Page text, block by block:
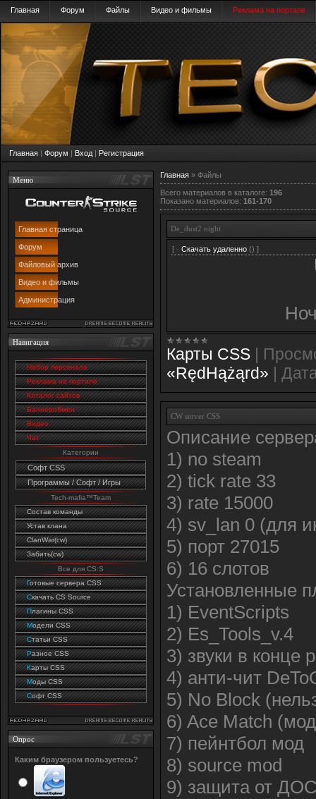
Главная Форум Файлы Видео и фильмы Реклама на портале
Главная | Форум | Вход | Регистрация
Меню
Главная страница
Форум
Файловый архив
Видео и фильмы
Администрация
Навигация
Набор персонала
Реклама на портале
Каталог сайтов
Баннеробмен
Видео
Чат
Категории
Софт CSS
Программы / Софт / Игры
Tech-mafia™Team
Состав команды
Устав клана
ClanWar(cw)
Забить(cw)
Все для CS:S
Готовые сервера CSS
Cкачать CS Source
Плагины CSS
Модели CSS
Статьи CSS
Разное CSS
Карты CSS
Моды CSS
Софт CSS
Опрос
Каким браузером пользуетесь?
Главная » Файлы
Всего материалов в каталоге: 196
Показано материалов: 161-170
De_dust2 night
[ · Скачать удаленно () ]
Карты CSS
«RędHążąrd»
CW server CSS
Описание
1) no steam
2) tick rate 33
3) rate 15000
4) sv_lan 0 (для
5) порт 27015
6) 16 слотов
Установленные
1) EventScripts
2) Es_Tools_v.4
3) звуки в конце
4) анти-чит
5) No Block
6) Ace Match
7) пейнтбол мод
8) source mod
9) защита от